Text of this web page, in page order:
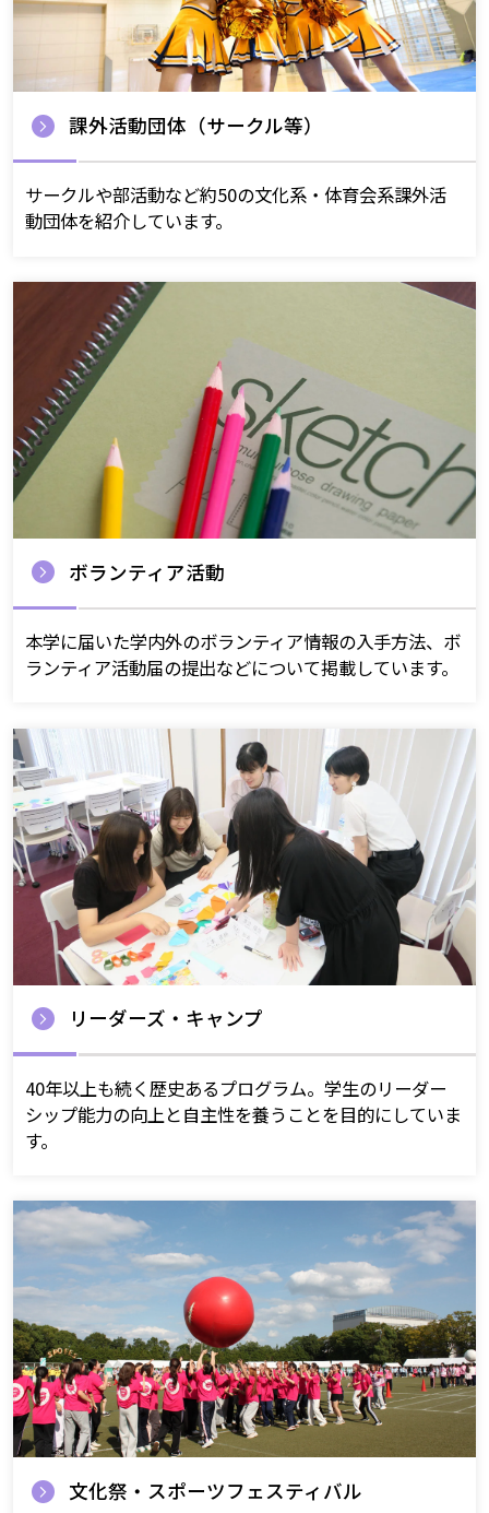
課外活動団体（サークル等）
サークルや部活動など約50の文化系・体育会系課外活
動団体を紹介しています。
ボランティア活動
本学に届いた学内外のボランティア情報の入手方法、ボ
ランティア活動届の提出などについて掲載しています。
リーダーズ・キャンプ
40年以上も続く歴史あるプログラム。学生のリーダー
シップ能力の向上と自主性を養うことを目的にしていま
す。
文化祭・スポーツフェスティバル